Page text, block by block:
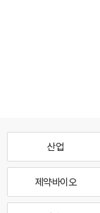
산업
제약·바이오